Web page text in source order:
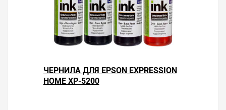
ЧЕРНИЛА ДЛЯ EPSON EXPRESSION
HOME XP-5200